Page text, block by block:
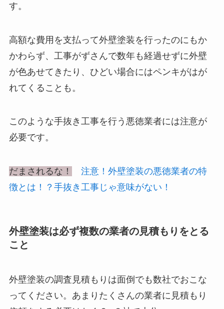
す。
高額な費用を支払って外壁塗装を行ったのにもか
かわらず、工事がずさんで数年も経過せずに外壁
が色あせてきたり、ひどい場合にはペンキがはが
れてくることも。
このような手抜き工事を行う 悪徳業者には注意が
必要です。
だまされるな！
注意！外壁塗装の悪徳業者の特
徴とは！？手抜き工事じゃ意味がない！
外壁塗装は必ず複数の業者の見積もりをとる
こと
外壁塗装の調査見積もりは面倒でも数社でおこな
ってください。あまりたくさんの業者に見積もり